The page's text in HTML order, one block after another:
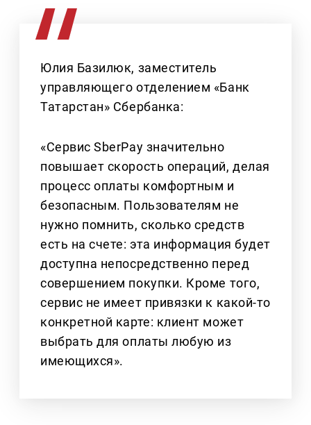
Юлия Базилюк, заместитель
управляющего отделением «Банк
Татарстан» Сбербанка:
«Сервис SberPay значительно
повышает скорость операций, делая
процесс оплаты комфортным и
безопасным. Пользователям не
нужно помнить, сколько средств
есть на счете: эта информация будет
доступна непосредственно перед
совершением покупки. Кроме того,
сервис не имеет привязки к какой-то
конкретной карте: клиент может
выбрать для оплаты любую из
имеющихся».